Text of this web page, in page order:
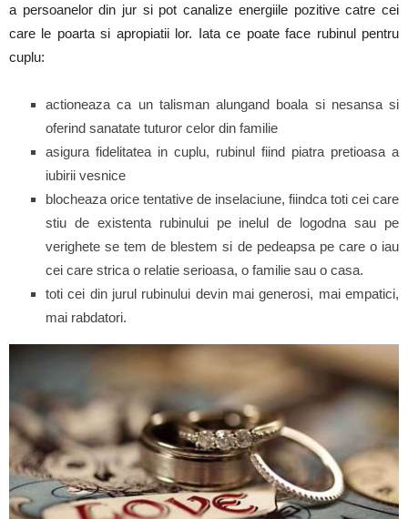
a persoanelor din jur si pot canalize energiile pozitive catre cei
care le poarta si apropiatii lor. Iata ce poate face rubinul pentru
cuplu:
actioneaza ca un talisman alungand boala si nesansa si
oferind sanatate tuturor celor din familie
asigura fidelitatea in cuplu, rubinul fiind piatra pretioasa a
iubirii vesnice
blocheaza orice tentative de inselaciune, fiindca toti cei care
stiu de existenta rubinului pe inelul de logodna sau pe
verighete se tem de blestem si de pedeapsa pe care o iau
cei care strica o relatie serioasa, o familie sau o casa.
toti cei din jurul rubinului devin mai generosi, mai empatici,
mai rabdatori.